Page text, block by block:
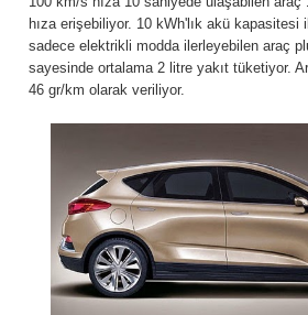
hıza erişebiliyor. 10 kWh'lık akü kapasitesi
sadece elektrikli modda ilerleyebilen araç
sayesinde ortalama 2 litre yakıt tüketiyor.
46 gr/km olarak veriliyor.